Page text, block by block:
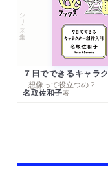
シリーズ・全集
─想像って役立つの？
名取佐和子著